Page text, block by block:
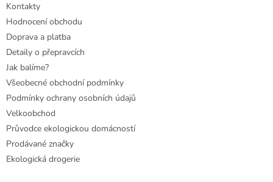
Kontakty
Hodnocení obchodu
Doprava a platba
Detaily o přepravcích
Jak balíme?
Všeobecné obchodní podmínky
Podmínky ochrany osobních údajů
Velkoobchod
Průvodce ekologickou domácností
Prodávané značky
Ekologická drogerie